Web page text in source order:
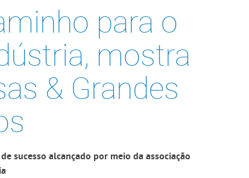
para o
mostra
& Grandes
sucesso alcançado por meio da associação